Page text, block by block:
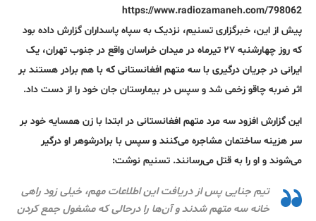
https://www.radiozamaneh.com/798062
پیش از این، خبرگزاری تسنیم، نزدیک به سپاه پاسداران گزارش داده بود
که روز چهارشنبه ۲۷ تیرماه در میدان خراسان واقع در جنوب تهران، یک
ایرانی در جریان درگیری با سه متهم افغانستانی که با هم برادر هستند بر
اثر ضربه چاقو زخمی شد و سپس در بیمارستان جان خود را از دست داد.
این گزارش افزود سه مرد متهم افغانستانی در ابتدا با زن همسایه‌ خود بر
سر هزینه‌ ساختمان مشاجره می‌کنند و سپس با برادرشوهر او درگیر
می‌شوند و او را به قتل می‌رسانند. تسنیم نوشت:
تیم جنایی پس از دریافت این اطلاعات مهم، خیلی زود راهی
خانه سه متهم شدند و آن‌ها را درحالی که مشغول جمع کردن